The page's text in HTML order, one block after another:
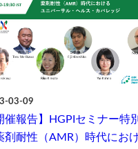
03-09
催報告】HGPIセミナー特
剤耐性（AMR）時代にお